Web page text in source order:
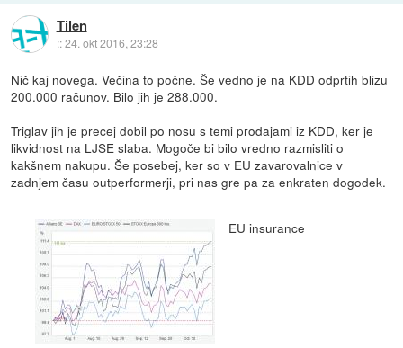
Tilen
::24. okt 2016, 23:28
Nič kaj novega. Večina to počne. Še vedno je na KDD odprtih blizu
200.000 računov. Bilo jih je 288.000.
Triglav jih je precej dobil po nosu s temi prodajami iz KDD, ker je
likvidnost na LJSE slaba. Mogoče bi bilo vredno razmisliti o
kakšnem nakupu. Še posebej, ker so v EU zavarovalnice v
zadnjem času outperformerji, pri nas gre pa za enkraten dogodek.
EU insurance